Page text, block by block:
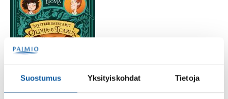
Suostumus Yksityiskohdat Tietoja